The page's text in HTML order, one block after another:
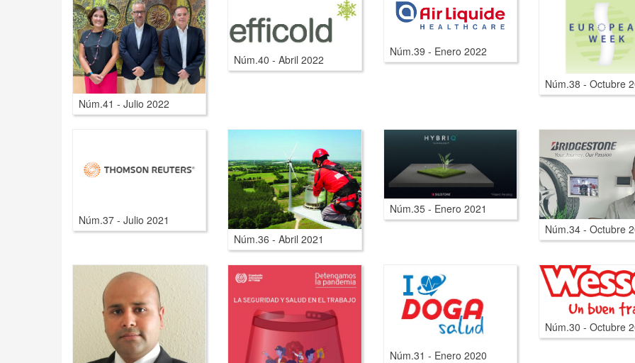
Núm.41 - Julio 2022
Núm.40 - Abril 2022
Núm.39 - Enero 2022
Núm.38 - Octubre
Núm.37 - Julio 2021
Núm.36 - Abril 2021
Núm.35 - Enero 2021
Núm.34 - Octubre
Núm.31 - Enero 2020
Núm.30 - Octubre